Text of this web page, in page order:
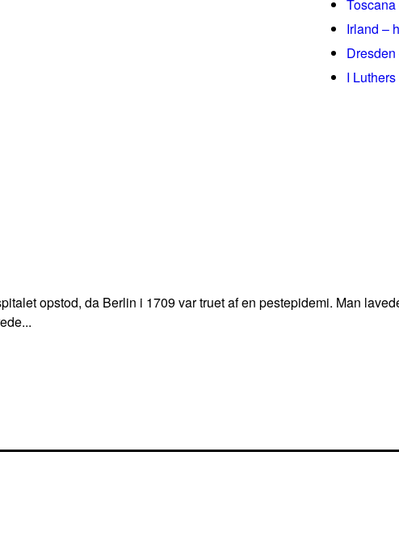
Irland –
I
opstod, da Berlin i 1709 var truet af en pestepidemi. Man